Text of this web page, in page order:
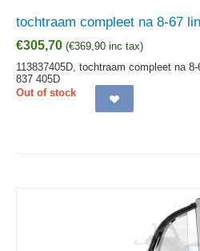
tochtraam compleet na 8-67
€305,70 (€369,90 inc tax)
113837405D, tochtraam compleet na 8-
837 405D
Out of stock